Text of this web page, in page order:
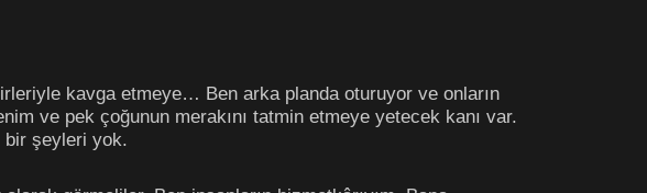
kavga etmeye… Ben arka planda oturuyor ve onların
ve pek çoğunun merakını tatmin etmeye yetecek kanı var.
bir şeyleri yok.